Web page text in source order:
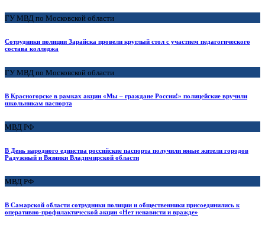
ГУ МВД по Московской области
Сотрудники полиции Зарайска провели круглый стол с участием педагогического
состава колледжа
ГУ МВД по Московской области
В Красногорске в рамках акции «Мы – граждане России!» полицейские вручили
школьникам паспорта
МВД РФ
В День народного единства российские паспорта получили юные жители городов
Радужный и Вязники Владимирской области
МВД РФ
В Самарской области сотрудники полиции и общественники присоединились к
оперативно-профилактической акции «Нет ненависти и вражде»